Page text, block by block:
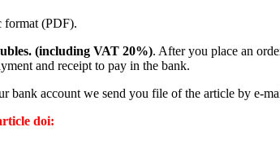
format (PDF).
(including VAT 20%). After you place an
and receipt to pay in the bank.
bank account we send you file of the article by e-
doi: